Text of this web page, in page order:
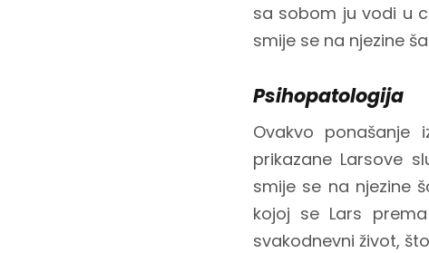
sa sobom ju vodi u
smije se na njezine
Psihopatologija
Ovakvo
prikazane Larsove
smije se na njezine
kojoj se Lars
svakodnevni život,